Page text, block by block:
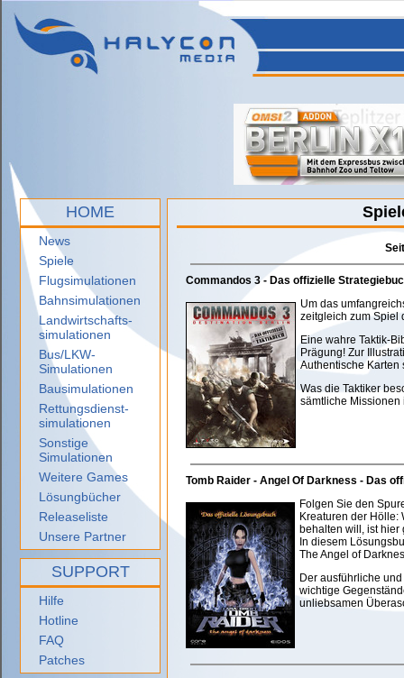
HOME
News
Spiele
Flugsimulationen
Bahnsimulationen
Landwirtschafts-
simulationen
Bus/LKW-
Simulationen
Bausimulationen
Rettungsdienst-
simulationen
Sonstige
Simulationen
Weitere Games
Lösungbücher
Releaseliste
Unsere Partner
SUPPORT
Hilfe
Hotline
FAQ
Patches
Commandos 3 - Das offizielle
Um das
zeitgleich zum Spiel
Eine wahre Taktik-
Prägung! Zur
Authentische Karten
Was die Taktiker
sämtliche Missionen
Tomb Raider - Angel Of Darkness - Das
Folgen Sie den
Kreaturen der Hölle:
behalten will, ist hier
In diesem
The Angel of
Der ausführliche
wichtige
unliebsamen